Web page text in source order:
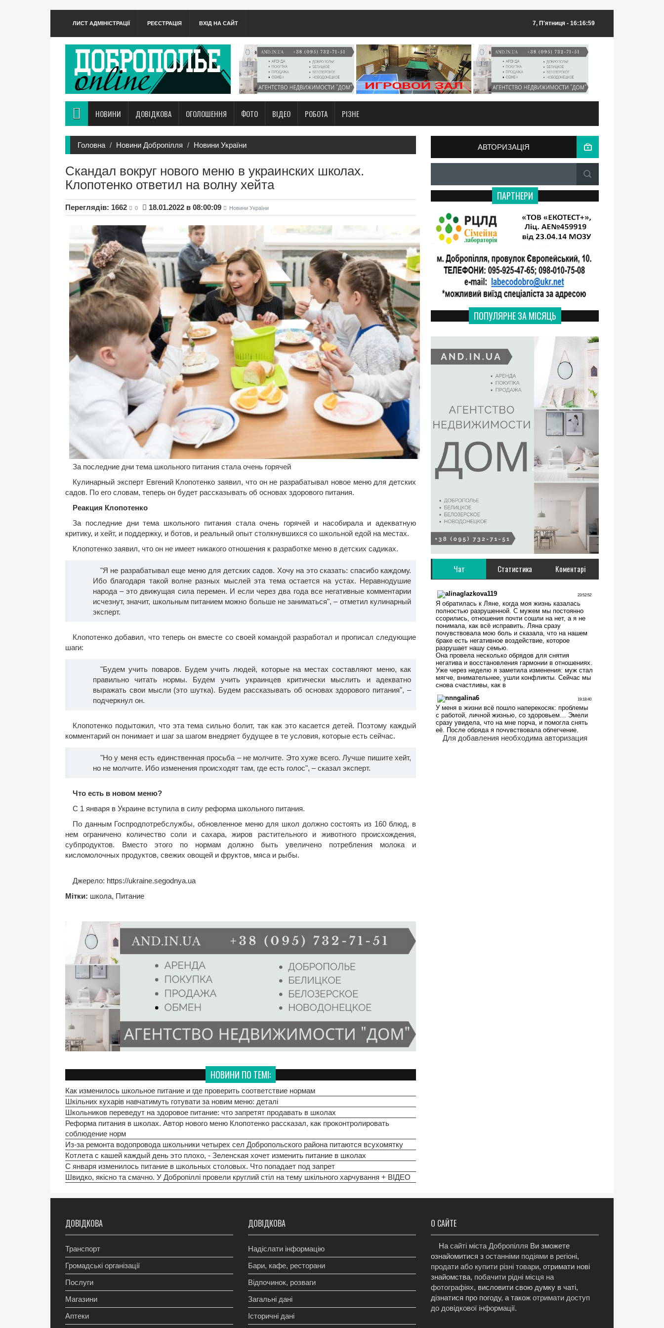
ЛИСТ АДМІНІСТРАЦІЇ РЕЄСТРАЦІЯ ВХІД НА САЙТ 7, П'ятниця - 16:16:59
НОВИНИ ДОВІДКОВА ОГОЛОШЕННЯ ФОТО ВІДЕО РОБОТА РІЗНЕ
Головна Новини Добропілля Новини України
Скандал вокруг нового меню в украинских школах.
Клопотенко ответил на волну хейта
Переглядів: 1662 0 18.01.2022 в 08:00:09 Новини України
За последние дни тема школьного питания стала очень горячей
Кулинарный эксперт Евгений Клопотенко заявил, что он не разрабатывал новое меню для детских
садов. По его словам, теперь он будет рассказывать об основах здорового питания.
Реакция Клопотенко
За последние дни тема школьного питания стала очень горячей и насобирала и адекватную
критику, и хейт, и поддержку, и ботов, и реальный опыт столкнувшихся со школьной едой на местах.
Клопотенко заявил, что он не имеет никакого отношения к разработке меню в детских садиках.
"Я не разрабатывал еще меню для детских садов. Хочу на это сказать: спасибо каждому.
Ибо благодаря такой волне разных мыслей эта тема остается на устах. Неравнодушие
народа – это движущая сила перемен. И если через два года все негативные комментарии
исчезнут, значит, школьным питанием можно больше не заниматься", – отметил кулинарный
эксперт.
Клопотенко добавил, что теперь он вместе со своей командой разработал и прописал следующие
шаги:
"Будем учить поваров. Будем учить людей, которые на местах составляют меню, как
правильно читать нормы. Будем учить украинцев критически мыслить и адекватно
выражать свои мысли (это шутка). Будем рассказывать об основах здорового питания", –
подчеркнул он.
Клопотенко подытожил, что эта тема сильно болит, так как это касается детей. Поэтому каждый
комментарий он понимает и шаг за шагом внедряет будущее в те условия, которые есть сейчас.
"Но у меня есть единственная просьба – не молчите. Это хуже всего. Лучше пишите хейт,
но не молчите. Ибо изменения происходят там, где есть голос", – сказал эксперт.
Что есть в новом меню?
С 1 января в Украине вступила в силу реформа школьного питания.
По данным Госпродпотребслужбы, обновленное меню для школ должно состоять из 160 блюд, в
нем ограничено количество соли и сахара, жиров растительного и животного происхождения,
субпродуктов. Вместо этого по нормам должно быть увеличено потребления молока и
кисломолочных продуктов, свежих овощей и фруктов, мяса и рыбы.
Джерело: https://ukraine.segodnya.ua
Мітки: школа, Питание
НОВИНИ ПО ТЕМІ:
Как изменилось школьное питание и где проверить соответствие нормам
Шкільних кухарів навчатимуть готувати за новим меню: деталі
Школьников переведут на здоровое питание: что запретят продавать в школах
Реформа питания в школах. Автор нового меню Клопотенко рассказал, как проконтролировать
соблюдение норм
Из-за ремонта водопровода школьники четырех сел Добропольского района питаются всухомятку
Котлета с кашей каждый день это плохо, - Зеленская хочет изменить питание в школах
С января изменилось питание в школьных столовых. Что попадает под запрет
Швидко, якісно та смачно. У Добропіллі провели круглий стіл на тему шкільного харчування + ВІДЕО
АВТОРИЗАЦІЯ
ПАРТНЕРИ
ПОПУЛЯРНЕ ЗА МІСЯЦЬ
Чат Статистика Коментарі
Для добавления необходима авторизация
ДОВІДКОВА
Транспорт
Громадські організації
Послуги
Магазини
Аптеки
ДОВІДКОВА
Надіслати інформацію
Бари, кафе, ресторани
Відпочинок, розваги
Загальні дані
Історичні дані
О САЙТЕ
На сайті міста Добропілля Ви зможете
ознайомитися з останніми подіями в регіоні,
продати або купити різні товари, отримати нові
знайомства, побачити рідні місця на
фотографіях, висловити свою думку в чаті,
дізнатися про погоду, а також отримати доступ
до довідкової інформації.